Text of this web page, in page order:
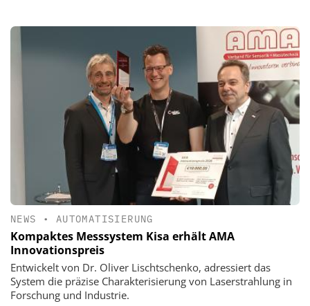
NEWS • AUTOMATISIERUNG
Kompaktes Messsystem Kisa erhält AMA
Innovationspreis
Entwickelt von Dr. Oliver Lischtschenko, adressiert das
System die präzise Charakterisierung von Laserstrahlung in
Forschung und Industrie.